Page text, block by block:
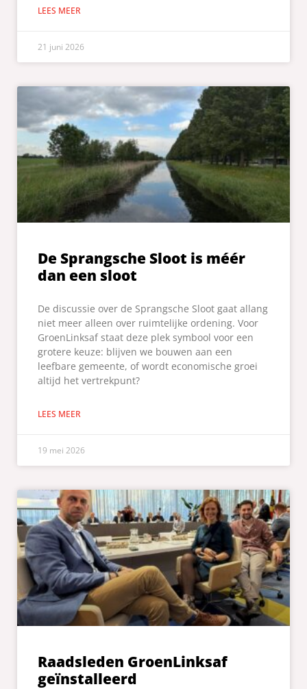
LEES MEER
21 juni 2026
De Sprangsche Sloot is méér
dan een sloot
De discussie over de Sprangsche Sloot gaat allang
niet meer alleen over ruimtelijke ordening. Voor
GroenLinksaf staat deze plek symbool voor een
grotere keuze: blijven we bouwen aan een
leefbare gemeente, of wordt economische groei
altijd het vertrekpunt?
LEES MEER
19 mei 2026
Raadsleden GroenLinksaf
geïnstalleerd